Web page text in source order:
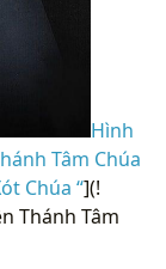
Hình
Tâm Chúa
Chúa “](!
Thánh Tâm